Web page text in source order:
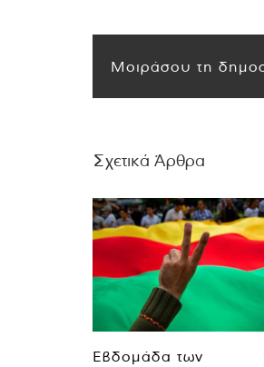
Μοιράσου τη
Σχετικά Άρθρα
Εβδομάδα των